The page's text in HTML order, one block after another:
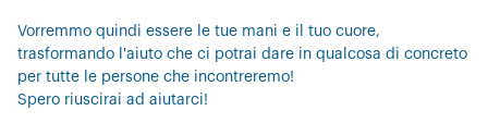
Vorremmo quindi essere le tue mani e il tuo cuore,
trasformando l'aiuto che ci potrai dare in qualcosa di concreto
per tutte le persone che incontreremo!
Spero riuscirai ad aiutarci!